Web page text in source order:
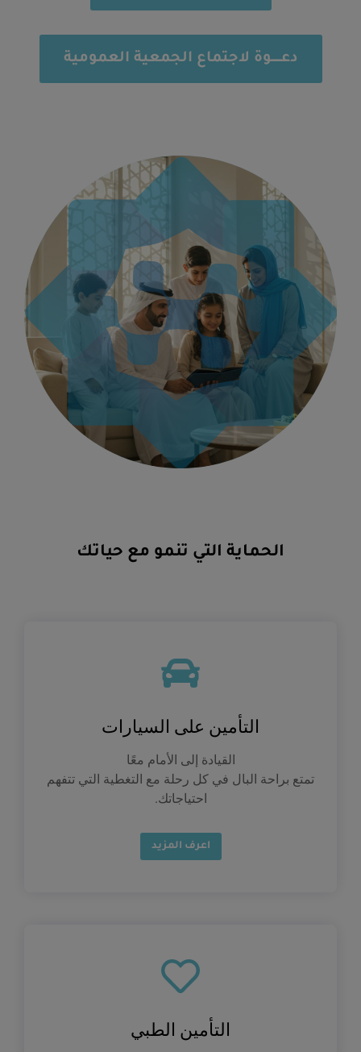
دعــــــوة لاجتماع الجمعية العمومية
الحماية التي تنمو مع حياتك
التأمين على السيارات
القيادة إلى الأمام معًا
تمتع براحة البال في كل رحلة مع التغطية التي تتفهم
احتياجاتك.
اعرف المزيد
التأمين الطبي